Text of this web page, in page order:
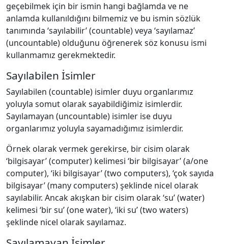
geçebilmek için bir ismin hangi bağlamda ve ne
anlamda kullanıldığını bilmemiz ve bu ismin sözlük
tanımında ‘sayılabilir’ (countable) veya ‘sayılamaz’
(uncountable) olduğunu öğrenerek söz konusu ismi
kullanmamız gerekmektedir.
Sayılabilen İsimler
Sayılabilen (countable) isimler duyu organlarımız
yoluyla somut olarak sayabildiğimiz isimlerdir.
Sayılamayan (uncountable) isimler ise duyu
organlarımız yoluyla sayamadığımız isimlerdir.
Örnek olarak vermek gerekirse, bir cisim olarak
‘bilgisayar’ (computer) kelimesi ‘bir bilgisayar’ (a/one
computer), ‘iki bilgisayar’ (two computers), ‘çok sayıda
bilgisayar’ (many computers) şeklinde nicel olarak
sayılabilir. Ancak akışkan bir cisim olarak ‘su’ (water)
kelimesi ‘bir su’ (one water), ‘iki su’ (two waters)
şeklinde nicel olarak sayılamaz.